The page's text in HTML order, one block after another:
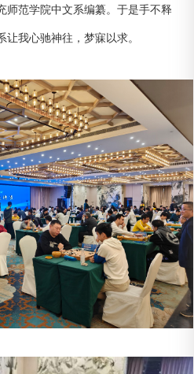
师范学院中文系编纂。于是手不释
我心驰神往，梦寐以求。